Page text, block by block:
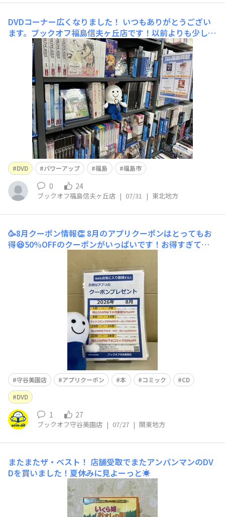
DVDコーナー広くなりました！ いつもありがとうござい
ます。ブックオフ福島信夫ヶ丘店です！以前よりも少しパ
ワーアップしております！！探しやすくなっておりま
す！！お探しのDVDがございましたら是非ブックオフ福島
信夫ヶ丘店にお越し下さい！
DVD パワーアップ 福島 福島市
0 24
ブックオフ福島信夫ヶ丘店 | 07/31 | 東北地方
🥳8月クーポン情報👏 8月のアプリクーポンはとってもお
得😆50%OFFのクーポンがいっぱいです！お得すぎてよ
守谷美園店 アプリクーポン 本 コミック
CD
DVD
1 27
ブックオフ守谷美園店 | 07/27 | 関東地方
またまたザ・ベスト！ 店舗受取でまたアンパンマンのDV
Dを買いました！夏休みに見よーっと☀️